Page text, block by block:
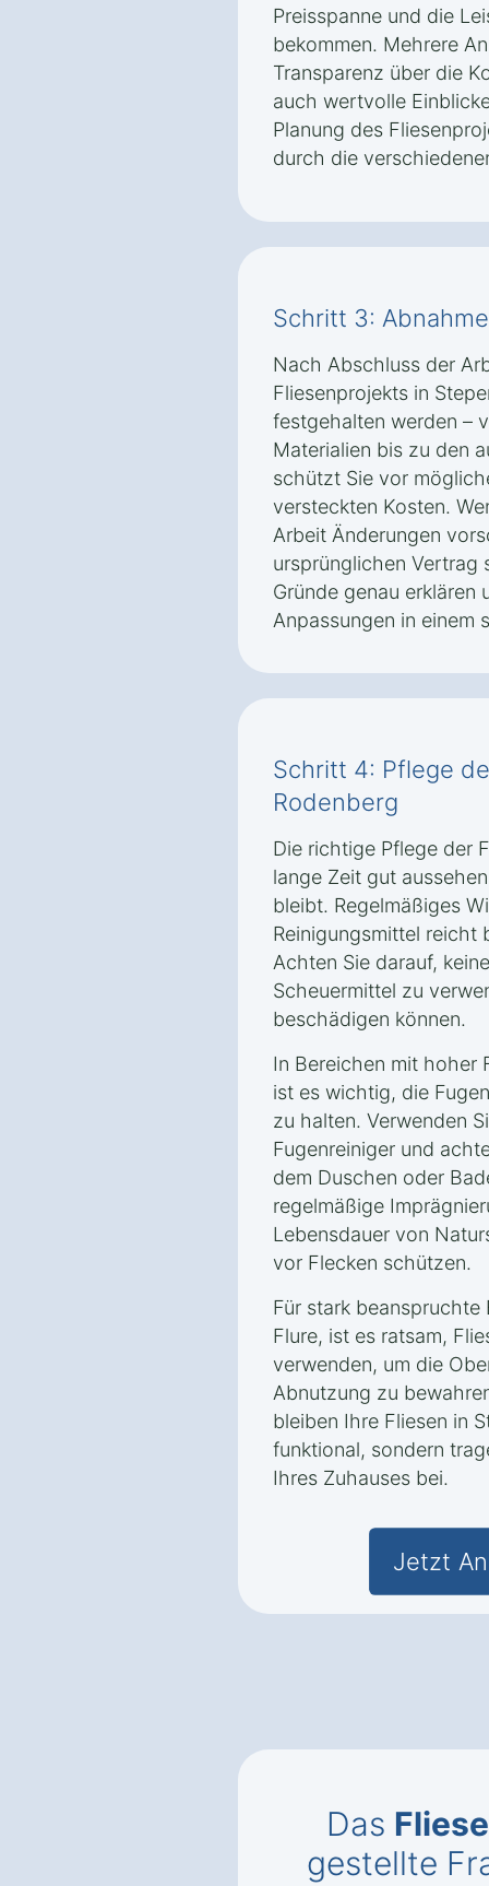
Preisspanne und die
bekommen. Mehrere
Transparenz über die
auch wertvolle
Planung des
durch die
Schritt 3:
Nach Abschluss der
Fliesenprojekts in
festgehalten werden –
Materialien bis zu den
schützt Sie vor
versteckten Kosten.
Arbeit Änderungen
ursprünglichen Vertrag
Gründe genau erklären
Anpassungen in einem
Schritt 4: Pflege
Rodenberg
Die richtige Pflege der
lange Zeit gut
bleibt. Regelmäßiges
Reinigungsmittel reicht
Achten Sie darauf,
Scheuermittel zu
beschädigen können.
In Bereichen mit hoher
ist es wichtig, die
zu halten. Verwenden
Fugenreiniger und
dem Duschen oder
regelmäßige
Lebensdauer von
vor Flecken schützen.
Für stark
Flure, ist es ratsam,
verwenden, um die
Abnutzung zu
bleiben Ihre Fliesen in
funktional, sondern
Ihres Zuhauses bei.
Jetzt
Das
gestellte